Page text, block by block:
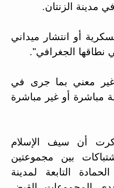
مدينة الزنتان.
أو انتشار ميداني
نطاقها الجغرافي".
غير معني بما جرى في
مباشرة أو غير مباشرة
أن سيف الإسلام
بين مجموعتين
التابعة لمدينة